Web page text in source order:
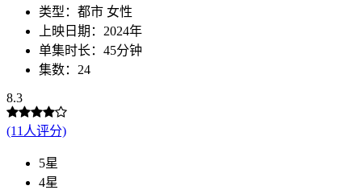
类型：都市 女性
上映日期：2024年
单集时长：45分钟
集数：24
8.3
(11人评分)
5星
4星